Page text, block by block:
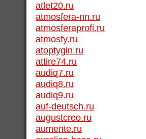
atlet20.ru
atmosfera-nn.ru
atmosferaprofi.ru
atmosfy.ru
atoptygin.ru
attire74.ru
audiq7.ru
audiq8.ru
audiq9.ru
auf-deutsch.ru
augustcreo.ru
aumente.ru